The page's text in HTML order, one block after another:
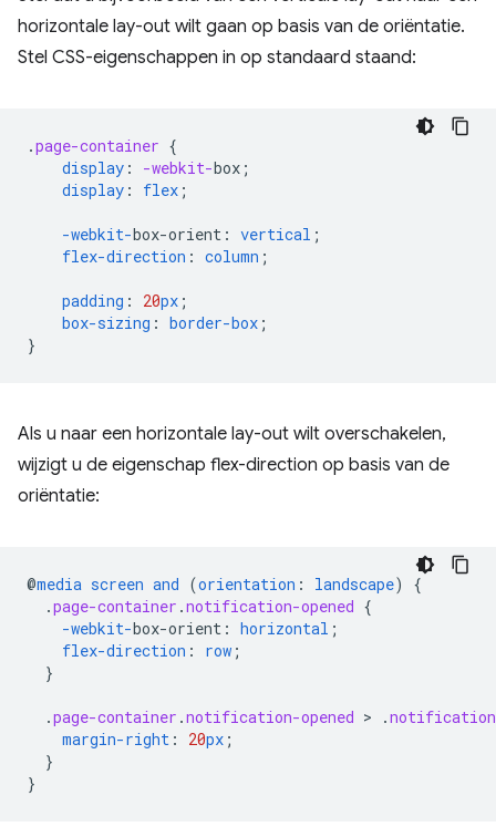
horizontale lay-out wilt gaan op basis van de oriëntatie.
Stel CSS-eigenschappen in op standaard staand:
.page-container {
display : -webkit-box ;
display : flex ;
-webkit-box-orient : vertical ;
flex-direction : column ;
padding : 20px ;
box-sizing : border-box ;
}
Als u naar een horizontale lay-out wilt overschakelen,
wijzigt u de eigenschap flex-direction op basis van de
oriëntatie:
@media screen and (orientation : landscape)
{
.page-container .notification-opened {
-webkit-box-orient : horizontal ;
flex-direction : row ;
}
.page-container .notification-opened > .
margin-right : 20px ;
}
}